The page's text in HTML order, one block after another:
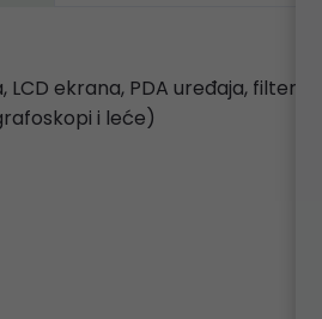
ekrana, PDA uređaja,
i leće)